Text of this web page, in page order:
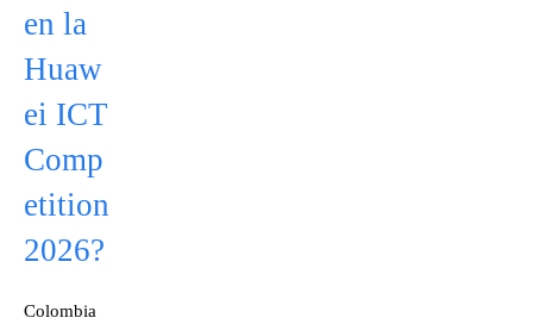
en la
Huaw
ei ICT
Comp
etition
2026?
Colombia